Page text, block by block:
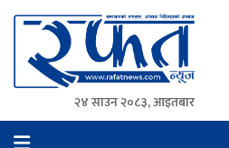
Rafat News
समाचारको रफ्तार, आवाज बिहिनहरुको
२४ साउन २०८३, आइतबार